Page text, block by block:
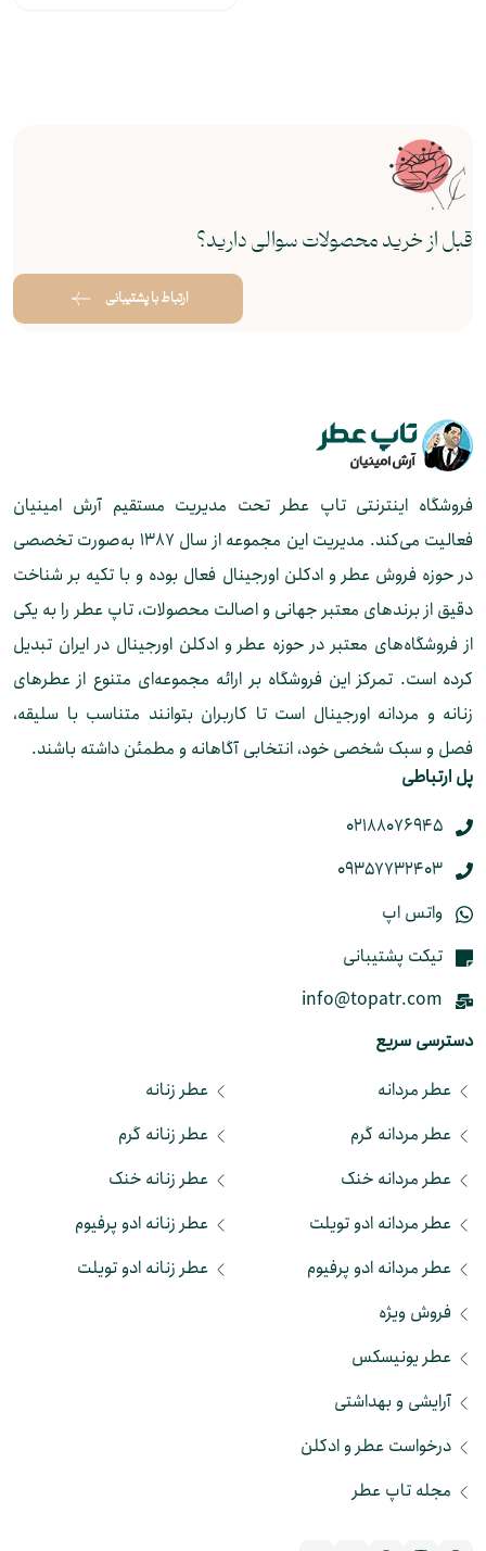
قبل از خرید محصولات سوالی دارید؟
ارتباط با پشتیبانی
فروشگاه اینترنتی تاپ عطر تحت مدیریت مستقیم آرش امینیان
فعالیت می‌کند. مدیریت این مجموعه از سال ۱۳۸۷ به‌صورت تخصصی
در حوزه فروش عطر و ادکلن اورجینال فعال بوده و با تکیه بر شناخت
دقیق از برندهای معتبر جهانی و اصالت محصولات، تاپ عطر را به یکی
از فروشگاه‌های معتبر در حوزه عطر و ادکلن اورجینال در ایران تبدیل
کرده است. تمرکز این فروشگاه بر ارائه مجموعه‌ای متنوع از عطرهای
زنانه و مردانه اورجینال است تا کاربران بتوانند متناسب با سلیقه،
فصل و سبک شخصی خود، انتخابی آگاهانه و مطمئن داشته باشند.
پل ارتباطی
واتس اپ
تیکت پشتیبانی
دسترسی سریع
عطر مردانه
عطر مردانه گرم
عطر مردانه خنک
عطر مردانه ادو تویلت
عطر مردانه ادو پرفیوم
عطر زنانه
عطر زنانه گرم
عطر زنانه خنک
عطر زنانه ادو پرفیوم
عطر زنانه ادو تویلت
فروش ویژه
عطر یونیسکس
آرایشی و بهداشتی
درخواست عطر و ادکلن
مجله تاپ عطر